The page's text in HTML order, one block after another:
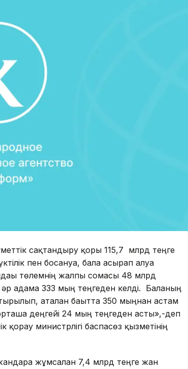
сақтандыру қоры 115,7 млрд теңге
пен босануға, бала асырап алуға
төлемнің жалпы сомасы 48 млрд
адамға 333 мың теңгеден келді. Баланың
аталған бағытта 350 мыңнан астам
деңгейі 24 мың теңгеден асты»,-деп
министрлігі баспасөз қызметінің
жандарға жұмсалған 7,4 млрд теңге жан